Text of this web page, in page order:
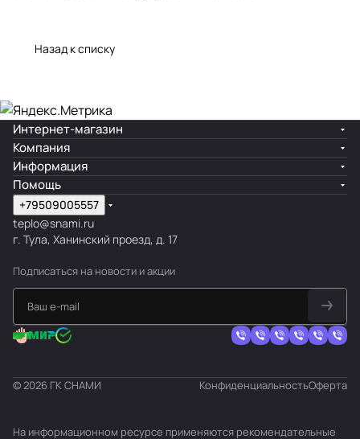
Назад к списку
Интернет-магазин
Компания
Информация
Помощь
+79509005557
teplo@snami.ru
г. Тула, Ханинский проезд, д. 17
Подписаться на новости и акции
© 2026 ГК СНАМИ КонфиденциальностьОферта
На информационном ресурсе применяются рекомендательные